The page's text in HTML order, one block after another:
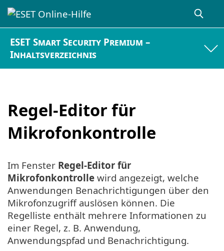
ESET Smart Security Premium –
Inhaltsverzeichnis
Regel-Editor für
Mikrofonkontrolle
Im Fenster Regel-Editor für
Mikrofonkontrolle wird angezeigt, welche
Anwendungen Benachrichtigungen über den
Mikrofonzugriff auslösen können. Die
Regelliste enthält mehrere Informationen zu
einer Regel, z. B. Anwendung,
Anwendungspfad und Benachrichtigung.